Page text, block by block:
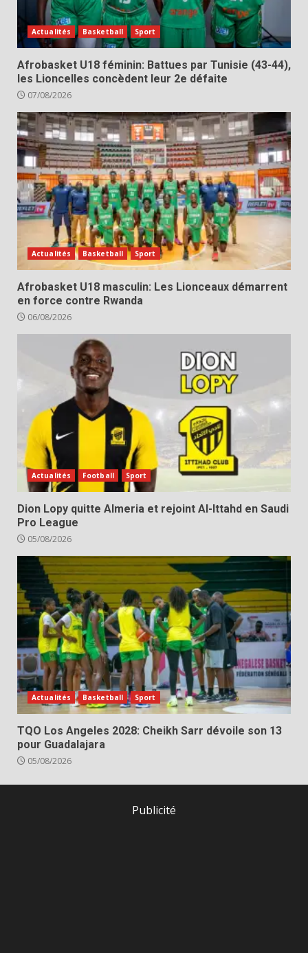
Actualités Basketball Sport
Afrobasket U18 féminin: Battues par Tunisie (43-44),
les Lioncelles concèdent leur 2e défaite
07/08/2026
Actualités Basketball Sport
Afrobasket U18 masculin: Les Lionceaux démarrent
en force contre Rwanda
06/08/2026
Actualités Football Sport
Dion Lopy quitte Almeria et rejoint Al-Ittahd en Saudi
Pro League
05/08/2026
Actualités Basketball Sport
TQO Los Angeles 2028: Cheikh Sarr dévoile son 13
pour Guadalajara
05/08/2026
Publicité